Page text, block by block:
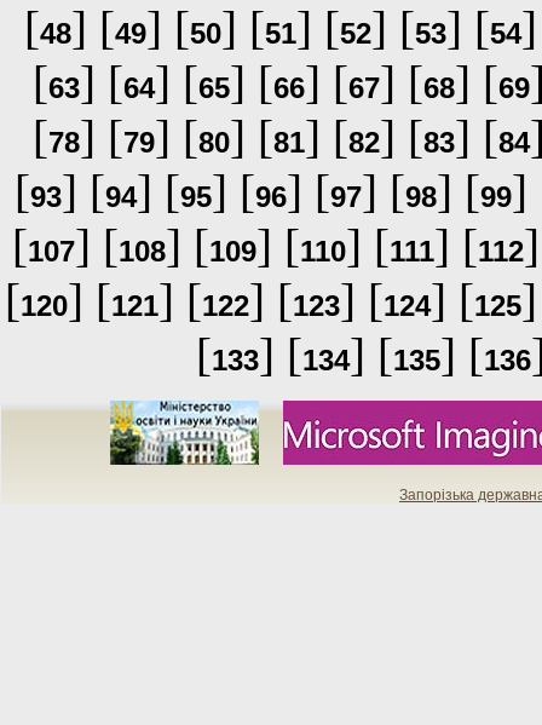
[48] [49] [50] [51] [52] [53] [54
[63] [64] [65] [66] [67] [68] [69
[78] [79] [80] [81] [82] [83] [84
[93] [94] [95] [96] [97] [98] [99]
[107] [108] [109] [110] [111] [112
[120] [121] [122] [123] [124] [125
[133] [134] [135] [136
Запорізька